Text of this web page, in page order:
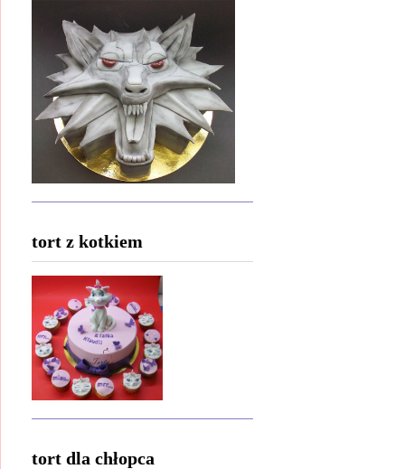
tort z kotkiem
tort dla chłopca